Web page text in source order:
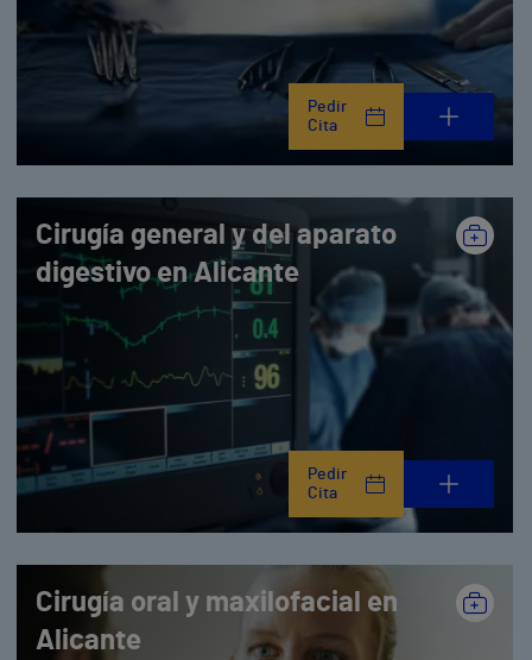
Pedir
Cita
Cirugía general y del aparato
digestivo en Alicante
Pedir
Cita
Cirugía oral y maxilofacial en
Alicante